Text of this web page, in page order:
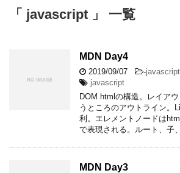
「 javascript 」 一覧
MDN Day4
2019/09/07 -javascript
javascript
DOM htmlの構造。レイア
うところのアウトライン。
利。エレメントノードは
で表現される。ルート、子
MDN Day3